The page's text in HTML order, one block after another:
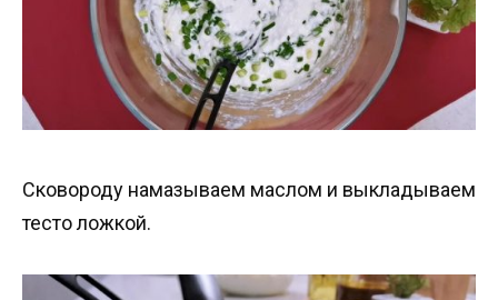
Сковороду намазываем маслом и выкладываем
тесто ложкой.